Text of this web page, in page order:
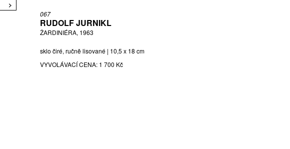
067
RUDOLF JURNIKL
ŽARDINIÉRA, 1963
sklo čiré, ručně lisované | 10,5 x 18 cm
VYVOLÁVACÍ CENA: 1 700 Kč